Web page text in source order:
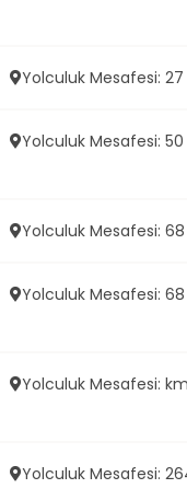
Yolculuk Mesafesi:
Yolculuk Mesafesi:
Yolculuk Mesafesi:
Yolculuk Mesafesi:
Yolculuk Mesafesi: km
Yolculuk Mesafesi: